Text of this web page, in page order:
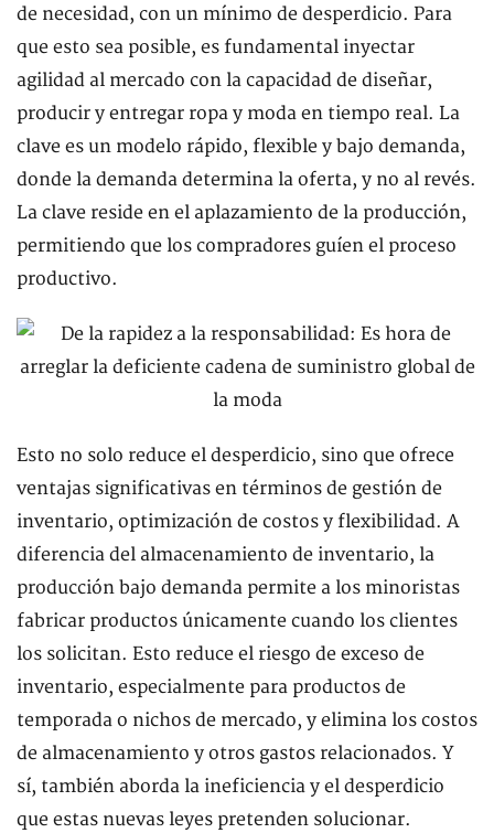
de necesidad, con un mínimo de desperdicio. Para
que esto sea posible, es fundamental inyectar
agilidad al mercado con la capacidad de diseñar,
producir y entregar ropa y moda en tiempo real. La
clave es un modelo rápido, flexible y bajo demanda,
donde la demanda determina la oferta, y no al revés.
La clave reside en el aplazamiento de la producción,
permitiendo que los compradores guíen el proceso
productivo.
Esto no solo reduce el desperdicio, sino que ofrece
ventajas significativas en términos de gestión de
inventario, optimización de costos y flexibilidad. A
diferencia del almacenamiento de inventario, la
producción bajo demanda permite a los minoristas
fabricar productos únicamente cuando los clientes
los solicitan. Esto reduce el riesgo de exceso de
inventario, especialmente para productos de
temporada o nichos de mercado, y elimina los costos
de almacenamiento y otros gastos relacionados. Y
sí, también aborda la ineficiencia y el desperdicio
que estas nuevas leyes pretenden solucionar.